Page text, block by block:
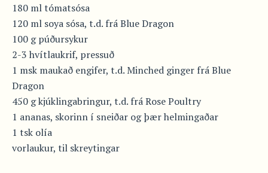
180 ml tómatsósa
120 ml soya sósa, t.d. frá Blue Dragon
100 g púðursykur
2-3 hvítlaukrif, pressuð
1 msk maukað engifer, t.d. Minched ginger frá Blue
Dragon
450 g kjúklingabringur, t.d. frá Rose Poultry
1 ananas, skorinn í sneiðar og þær helmingaðar
1 tsk olía
vorlaukur, til skreytingar